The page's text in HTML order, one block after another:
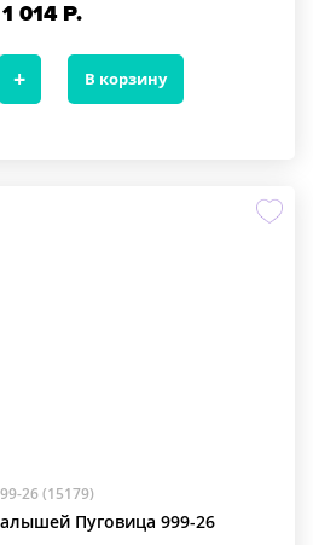
1 014Р.
В корзину
26 (15179)
Пуговица 999-26